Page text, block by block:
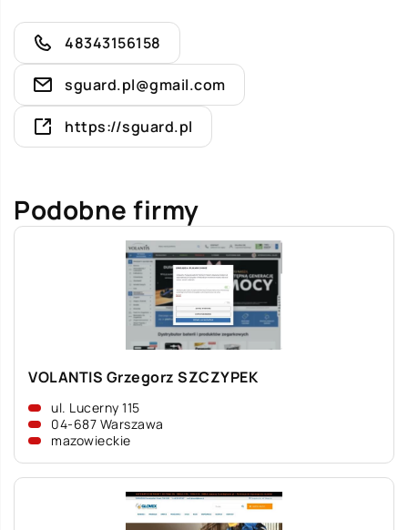
48343156158
sguard.pl@gmail.com
https://sguard.pl
Podobne firmy
VOLANTIS Grzegorz SZCZYPEK
ul. Lucerny 115
04-687 Warszawa
mazowieckie